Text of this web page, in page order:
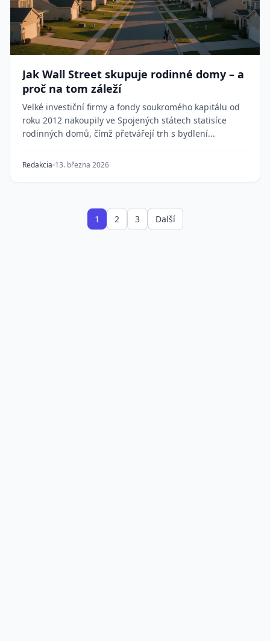
Jak Wall Street skupuje rodinné domy – a
proč na tom záleží
Velké investiční firmy a fondy soukromého kapitálu od
roku 2012 nakoupily ve Spojených státech statisíce
rodinných domů, čímž přetvářejí trh s bydlení...
Redakcia 13. března 2026
1 2 3 Další